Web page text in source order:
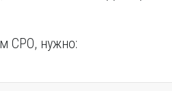
СРО, нужно: